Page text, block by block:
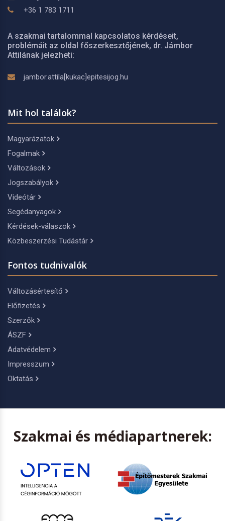
+36 1 783 1711
A szakmai tartalommal kapcsolatos kérdéseit,
problémáit az oldal főszerkesztőjének, dr. Jámbor
Attilának jelezheti:
jambor.attila[kukac]epitesijog.hu
Mit hol találok?
Magyarázatok
Fogalmak
Változások
Jogszabályok
Videótár
Segédanyagok
Kérdések-válaszok
Közbeszerzési Tudástár
Fontos tudnivalók
Változásértesítő
Előfizetés
Szerzők
ÁSZF
Adatvédelem
Impresszum
Oktatás
Szakmai és médiapartnerek: